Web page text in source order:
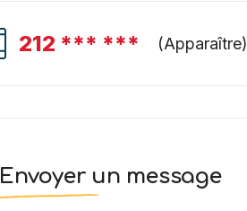
212 *** *** (Apparaître)
Envoyer un message